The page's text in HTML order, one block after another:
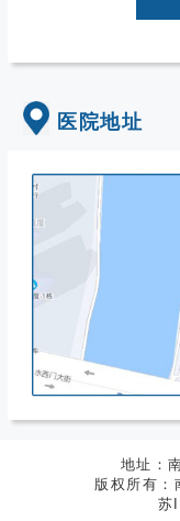
医院地址
地址：
版权所有：
苏